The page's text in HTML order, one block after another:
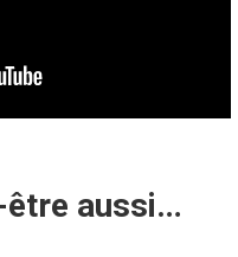
être aussi…